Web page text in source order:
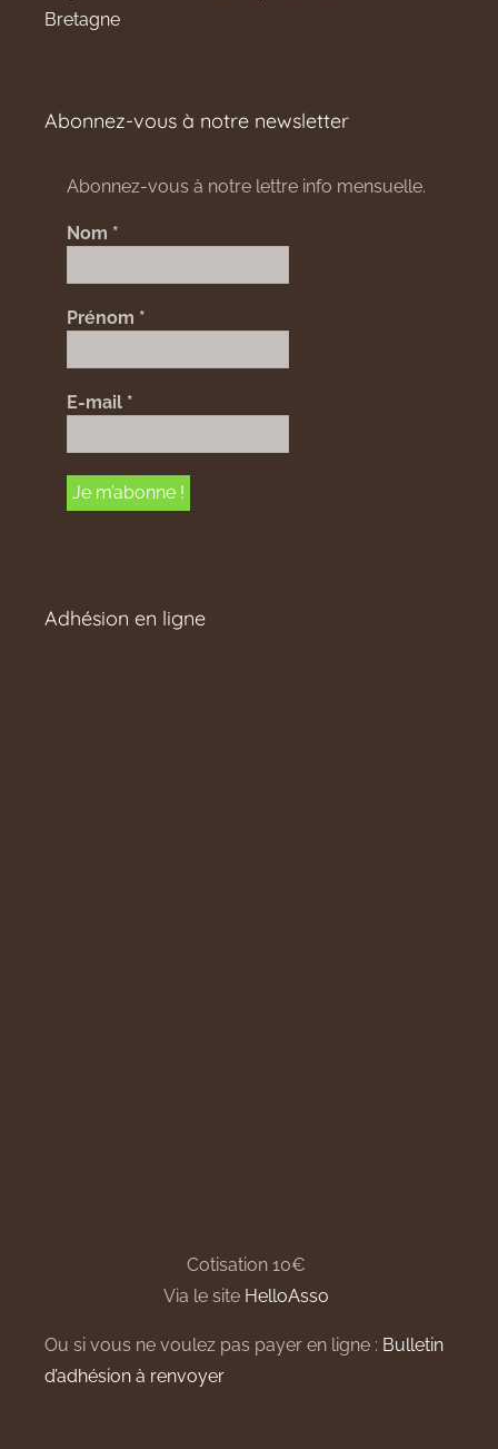
Bretagne
Abonnez-vous à notre newsletter
Abonnez-vous à notre lettre info mensuelle.
Nom *
Prénom *
E-mail *
Adhésion en ligne
Cotisation 10€
Via le site HelloAsso
Ou si vous ne voulez pas payer en ligne : Bulletin
d’adhésion à renvoyer